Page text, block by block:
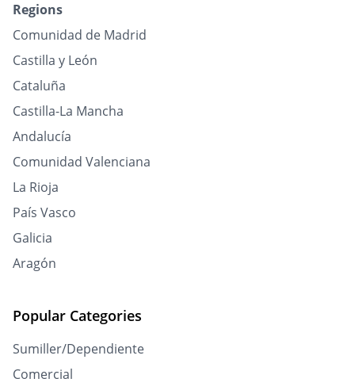
Regions
Comunidad de Madrid
Castilla y León
Cataluña
Castilla-La Mancha
Andalucía
Comunidad Valenciana
La Rioja
País Vasco
Galicia
Aragón
Popular Categories
Sumiller/Dependiente
Comercial